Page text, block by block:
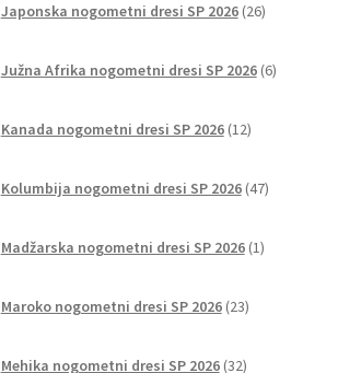
Japonska nogometni dresi SP 2026 26izdelkov
Južna Afrika nogometni dresi SP 2026 6izdelkov
Kanada nogometni dresi SP 2026 12izdelkov
Kolumbija nogometni dresi SP 2026 47izdelkov
Madžarska nogometni dresi SP 2026 1izdelek
Maroko nogometni dresi SP 2026 23izdelkov
Mehika nogometni dresi SP 2026 32